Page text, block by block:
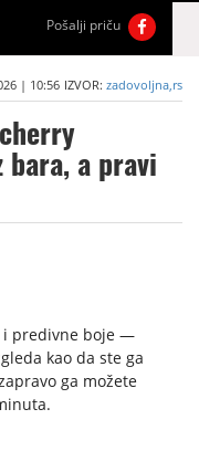
Pošalji priču
| 10:56 IZVOR: zadovoljna,rs
a pravi
i predivne boje —
kao da ste ga
ga možete